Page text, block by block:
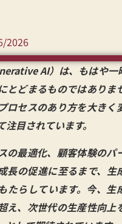
2026
AI）は、もはや一
とどまるものではありま
ロセスのあり方を大きく
目されています。
の最適化、顧客体験のパ
長の促進に至るまで、生
たらしています。今、生
え、次世代の生産性向上